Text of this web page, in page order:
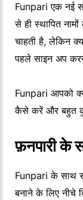
Funpari एक नई
से ही स्थापित
चाहती है, लेकिन
पहले साइन अप
Funpari आपको
कैसे करें और बहुत कुछ
फ़नपारी के
Funpari के साथ
बनाने के लिए नीचे